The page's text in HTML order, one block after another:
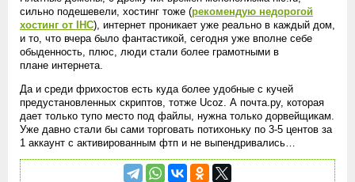
сильно подешевели, хостинг тоже (рекомендую недорогой
хостинг от IHC), интернет проникает уже реально в каждый дом,
и то, что вчера было фантастикой, сегодня уже вполне себе
обыденность, плюс, люди стали более грамотными в
плане интернета.
Да и среди фрихостов есть куда более удобные с кучей
предустановленных скриптов, тотже Ucoz. А почта.ру, которая
дает только тупо место под файлы, нужна только дорвейщикам.
Уже давно стали бы сами торговать потихоньку по 3-5 центов за
1 аккаунт с активированным фтп и не выпендривались…